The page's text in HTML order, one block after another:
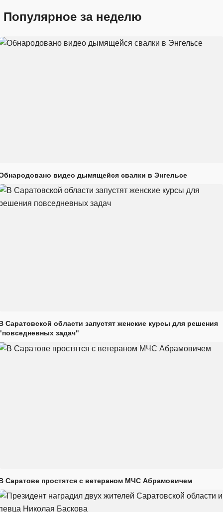
Популярное за неделю
видео дымящейся свалки в Энгельсе
Саратовской области запустят женские курсы для решения
задач"
Саратове простятся с ветераном МЧС Абрамовичем